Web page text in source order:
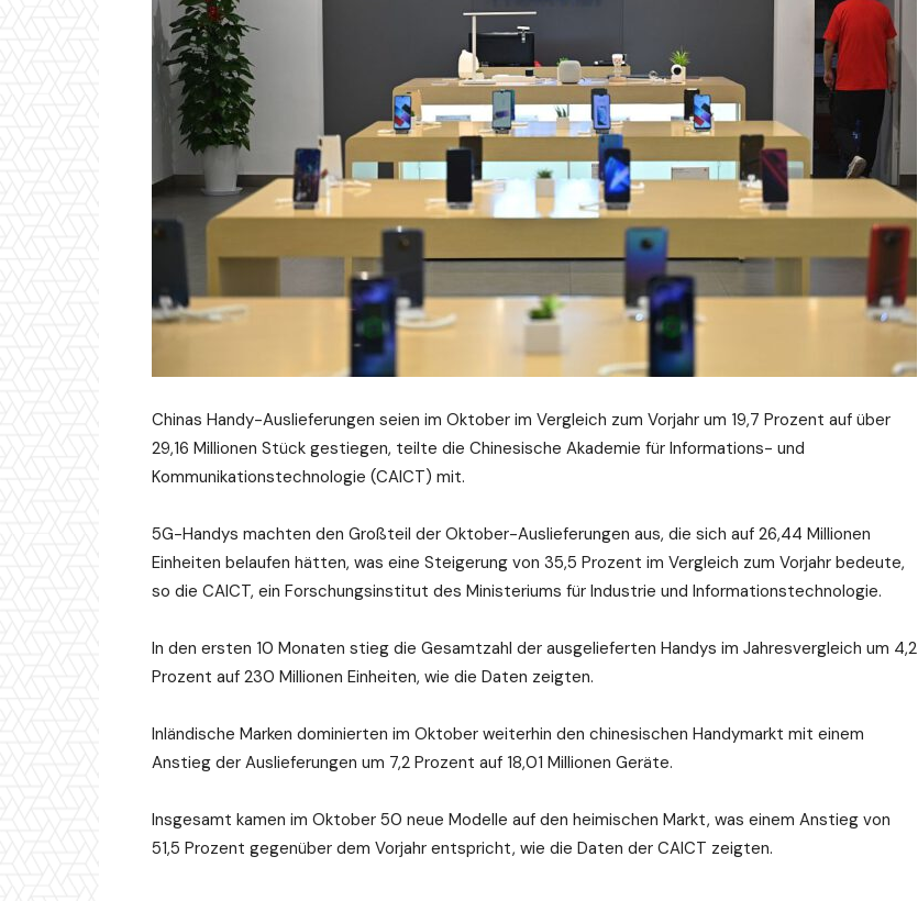
Chinas Handy-Auslieferungen seien im Oktober im Vergleich zum Vorjahr um 19,7 Prozent auf über
29,16 Millionen Stück gestiegen, teilte die Chinesische Akademie für Informations- und
Kommunikationstechnologie (CAICT) mit.
5G-Handys machten den Großteil der Oktober-Auslieferungen aus, die sich auf 26,44 Millionen
Einheiten belaufen hätten, was eine Steigerung von 35,5 Prozent im Vergleich zum Vorjahr bedeute,
so die CAICT, ein Forschungsinstitut des Ministeriums für Industrie und Informationstechnologie.
In den ersten 10 Monaten stieg die Gesamtzahl der ausgelieferten Handys im Jahresvergleich um 4,2
Prozent auf 230 Millionen Einheiten, wie die Daten zeigten.
Inländische Marken dominierten im Oktober weiterhin den chinesischen Handymarkt mit einem
Anstieg der Auslieferungen um 7,2 Prozent auf 18,01 Millionen Geräte.
Insgesamt kamen im Oktober 50 neue Modelle auf den heimischen Markt, was einem Anstieg von
51,5 Prozent gegenüber dem Vorjahr entspricht, wie die Daten der CAICT zeigten.